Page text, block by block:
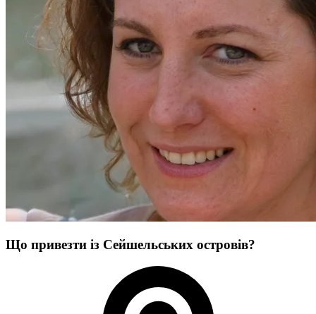
Що привезти із Сейшельських островів?